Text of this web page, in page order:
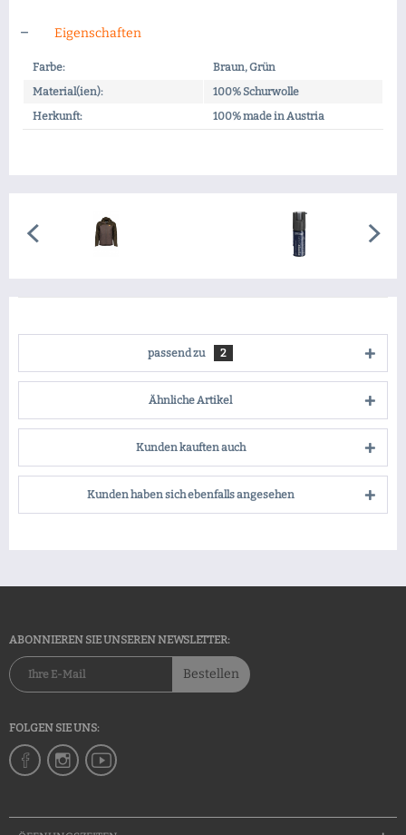
Eigenschaften
Farbe:
Braun, Grün
Material(ien):
100% Schurwolle
Herkunft:
100% made in Austria
passend zu 2
Ähnliche Artikel
Kunden kauften auch
Kunden haben sich ebenfalls angesehen
ABONNIEREN SIE UNSEREN NEWSLETTER:
Bestellen
FOLGEN SIE UNS: